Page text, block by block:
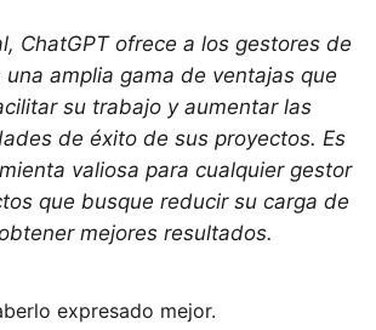
ChatGPT ofrece a los gestores de
una amplia gama de ventajas que
su trabajo y aumentar las
de éxito de sus proyectos. Es
valiosa para cualquier gestor
que busque reducir su carga de
mejores resultados.
expresado mejor.